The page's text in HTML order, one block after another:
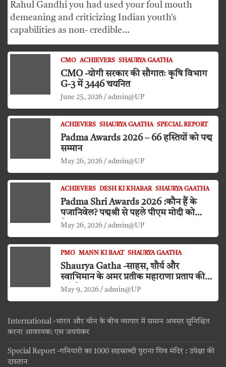
Rahul Gandhi you had used your foul mouth
demeaning and criticizing Indian youth’s
capabilities as non- credible…
CMO ACHIEVERS SHAURYA GAATHA
CMO -योगी सरकार की सौगातः कृषि विभाग
G-3 में 3446 चयनित
June 25, 2026 admin@UP
ACHIEVERS SHAURYA GAATHA SPECIAL REPORT
Padma Awards 2026 – 66 हस्तियों को पद्म
सम्मान
May 26, 2026 admin@UP
ACHIEVERS DESH KI KHABAR SHAURYA GAATHA
Padma Shri Awards 2026 :कौन हैं के
पजानिवेल? पद्मश्री से पहले पीएम मोदी को
किया दंडवत प्रणाम
May 26, 2026 admin@UP
PMO MANN KI BAAT SHAURYA GAATHA
Shaurya Gatha -साहस, शौर्य और
स्वाभिमान के अमर प्रतीक महाराणा प्रताप की
जयंती
May 9, 2026 admin@UP
International -भारत और चीन के बीच व्यापार में समान अवसर सुनिश्चित
करना आवश्यक: एस जयशंकर
Special Report -गनियारी का 1000 सहस्राब्दी पुराना शिव मंदिर : उपेक्षा की
दास्तान